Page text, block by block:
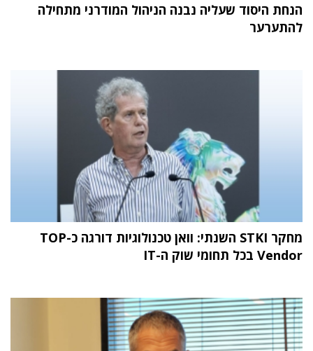
הנחת היסוד שעליה נבנה הניהול המודרני מתחילה
להתערער
מחקר STKI השנתי: וואן טכנולוגיות דורגה כ-TOP
Vendor בכל תחומי שוק ה-IT